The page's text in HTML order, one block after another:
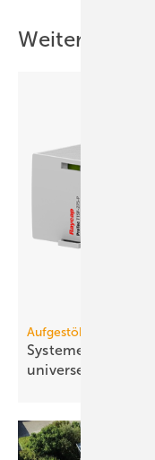
Weitere
Aufgestöbert
Systeme für die
uni­ver­sell